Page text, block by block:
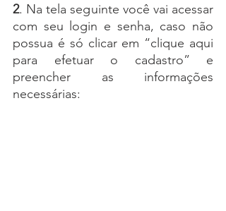
2. Na tela seguinte você vai acessar
com seu login e senha, caso não
possua é só clicar em “clique aqui
para efetuar o cadastro” e
preencher as informações
necessárias: